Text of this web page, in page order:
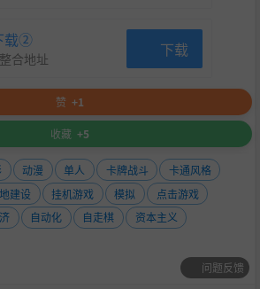
载②
合地址 下载
赞 +1
收藏 +5
动漫 单人 卡牌战斗
卡通风格
建设 挂机游戏 模拟
点击游戏
自动化 自走棋
资本主义
问题反馈